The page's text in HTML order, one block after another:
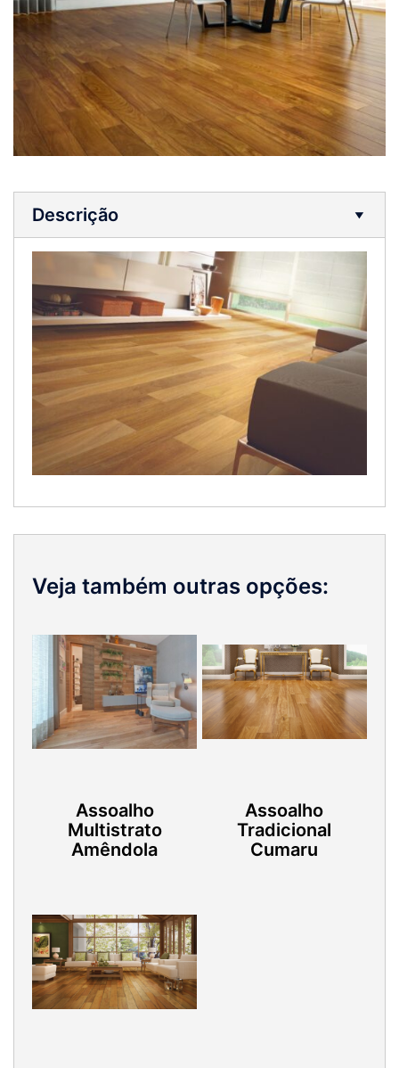
Descrição
Veja também outras opções:
Assoalho
Multistrato
Amêndola
Assoalho
Tradicional
Cumaru